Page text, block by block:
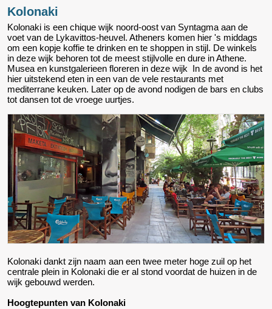
Kolonaki
Kolonaki is een chique wijk noord-oost van Syntagma aan de
voet van de Lykavittos-heuvel. Atheners komen hier 's middags
om een kopje koffie te drinken en te shoppen in stijl. De winkels
in deze wijk behoren tot de meest stijlvolle en dure in Athene.
Musea en kunstgalerieen floreren in deze wijk In de avond is het
hier uitstekend eten in een van de vele restaurants met
mediterrane keuken. Later op de avond nodigen de bars en clubs
tot dansen tot de vroege uurtjes.
Kolonaki dankt zijn naam aan een twee meter hoge zuil op het
centrale plein in Kolonaki die er al stond voordat de huizen in de
wijk gebouwd werden.
Hoogtepunten van Kolonaki